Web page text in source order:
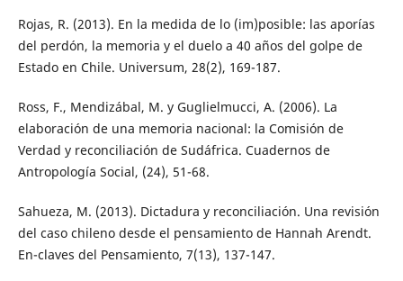
Rojas, R. (2013). En la medida de lo (im)posible: las aporías
del perdón, la memoria y el duelo a 40 años del golpe de
Estado en Chile. Universum, 28(2), 169-187.
Ross, F., Mendizábal, M. y Guglielmucci, A. (2006). La
elaboración de una memoria nacional: la Comisión de
Verdad y reconciliación de Sudáfrica. Cuadernos de
Antropología Social, (24), 51-68.
Sahueza, M. (2013). Dictadura y reconciliación. Una revisión
del caso chileno desde el pensamiento de Hannah Arendt.
En-claves del Pensamiento, 7(13), 137-147.